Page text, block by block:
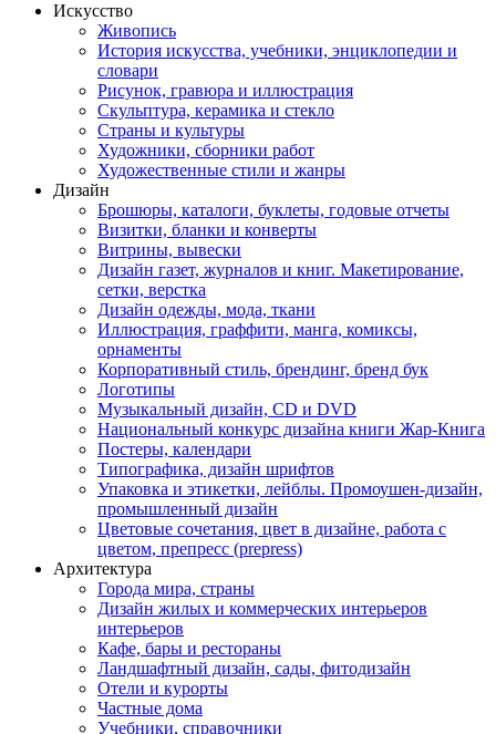
Искусство
Живопись
История искусства, учебники, энциклопедии и
словари
Рисунок, гравюра и иллюстрация
Скульптура, керамика и стекло
Страны и культуры
Художники, сборники работ
Художественные стили и жанры
Дизайн
Брошюры, каталоги, буклеты, годовые отчеты
Визитки, бланки и конверты
Витрины, вывески
Дизайн газет, журналов и книг. Макетирование,
сетки, верстка
Дизайн одежды, мода, ткани
Иллюстрация, граффити, манга, комиксы,
орнаменты
Корпоративный стиль, брендинг, бренд бук
Логотипы
Музыкальный дизайн, СD и DVD
Национальный конкурс дизайна книги Жар-Книга
Постеры, календари
Типографика, дизайн шрифтов
Упаковка и этикетки, лейблы. Промоушен-дизайн,
промышленный дизайн
Цветовые сочетания, цвет в дизайне, работа с
цветом, препресс (prepress)
Архитектура
Города мира, страны
Дизайн жилых и коммерческих интерьеров
интерьеров
Кафе, бары и рестораны
Ландшафтный дизайн, сады, фитодизайн
Отели и курорты
Частные дома
Учебники, справочники